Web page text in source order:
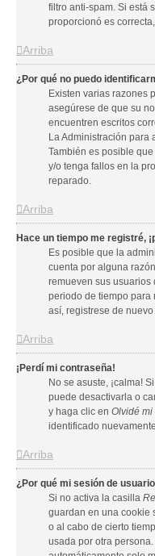
filtro anti-spam. Si está
proporcionó es
Arriba
¿Por qué no puedo
Existen varias razones
asegúrese de que su
encuentren escritos
La Administración para
También es posible
y/o tenga fallos en la
reparado.
Arriba
Hace un tiempo me registré,
Es posible que la
cuenta por alguna
remueven sus
periodo de tiempo para
así, registrese de
Arriba
¡Perdí mi contraseña!
No se asuste, ¡calma!
puede desactivarla o
y haga clic en Olvidé
identificado
Arriba
¿Por qué mi sesión de
Si no activa la casilla
guardan en una cookie
o al cabo de cierto
usada por otra